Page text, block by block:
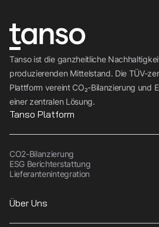
Tanso ist die ganzheitliche
produzierenden Mittelstand. Die TÜV-
Plattform vereint CO₂-Bilanzierung und
einer zentralen Lösung.
Tanso Platform
CO2-Bilanzierung
ESG Berichterstattung
Lieferantenintegration
Über Uns